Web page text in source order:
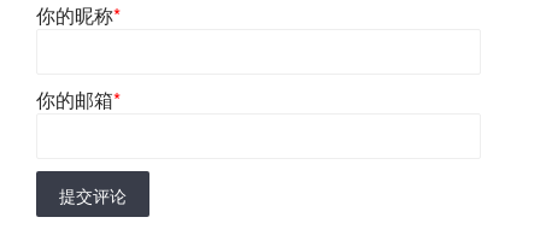
你的昵称*
你的邮箱*
提交评论